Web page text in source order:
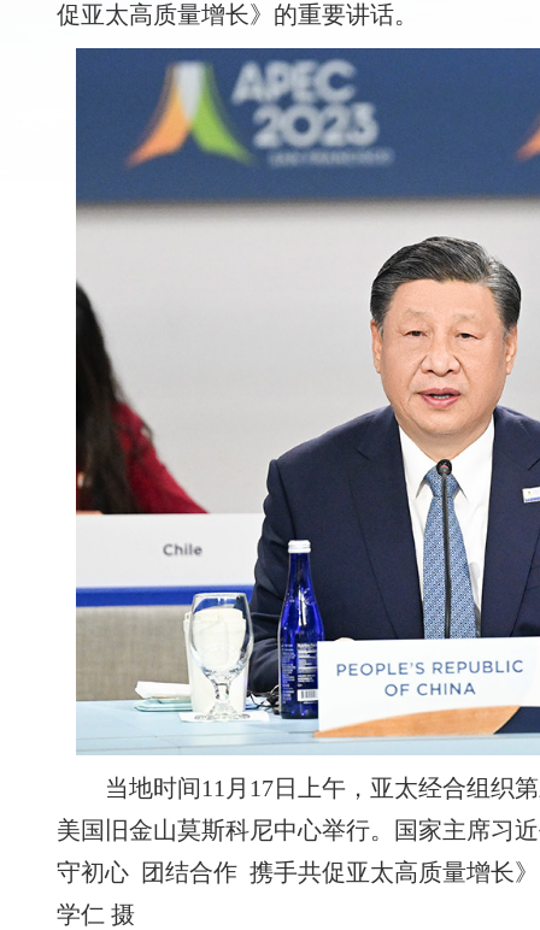
促亚太高质量增长》的重要讲话。
当地时间11月17日上午，亚太经合组织
美国旧金山莫斯科尼中心举行。国家主席习
守初心 团结合作 携手共促亚太高质量增长
学仁 摄